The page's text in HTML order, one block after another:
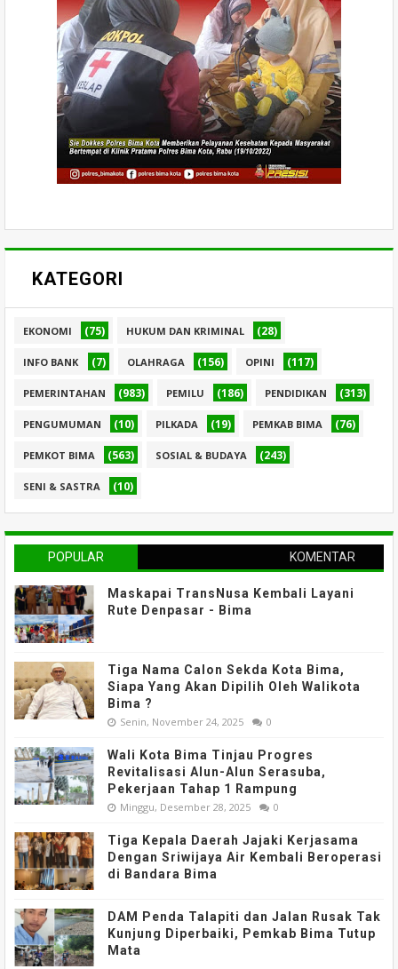
KATEGORI
EKONOMI (75) HUKUM DAN KRIMINAL (28)
INFO BANK (7) OLAHRAGA (156) OPINI (117)
PEMERINTAHAN (983) PEMILU (186) PENDIDIKAN (313)
PENGUMUMAN (10) PILKADA (19) PEMKAB BIMA (76)
PEMKOT BIMA (563) SOSIAL & BUDAYA (243)
SENI & SASTRA (10)
POPULAR KOMENTAR
Maskapai TransNusa Kembali Layani
Rute Denpasar - Bima
Tiga Nama Calon Sekda Kota Bima,
Siapa Yang Akan Dipilih Oleh Walikota
Bima ?
Senin, November 24, 2025 0
Wali Kota Bima Tinjau Progres
Revitalisasi Alun-Alun Serasuba,
Pekerjaan Tahap 1 Rampung
Minggu, Desember 28, 2025 0
Tiga Kepala Daerah Jajaki Kerjasama
Dengan Sriwijaya Air Kembali Beroperasi
di Bandara Bima
DAM Penda Talapiti dan Jalan Rusak Tak
Kunjung Diperbaiki, Pemkab Bima Tutup
Mata